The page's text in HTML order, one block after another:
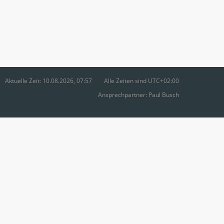
Alle Zeiten sind UTC+02:00
Aktuelle Zeit: 10.08.2026, 07:57
Ansprechpartner: Paul Busch